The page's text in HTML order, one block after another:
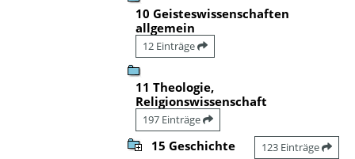
10 Geisteswissenschaften
allgemein
12 Einträge
11 Theologie,
Religionswissenschaft
197 Einträge
15 Geschichte 123 Einträge